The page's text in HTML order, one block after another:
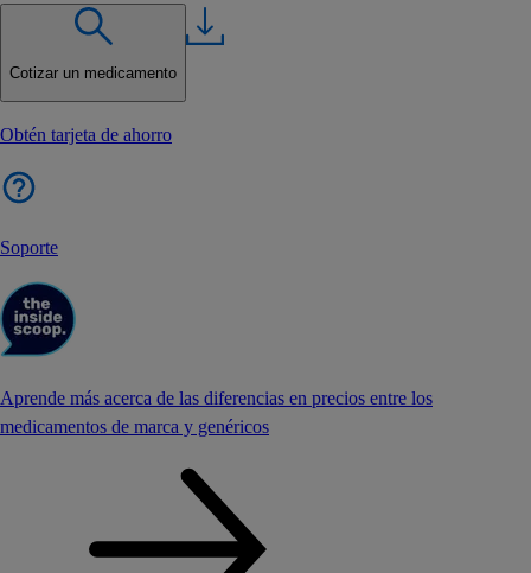
Cotizar un medicamento
Obtén tarjeta de ahorro
Soporte
Aprende más acerca de las diferencias en precios entre los
medicamentos de marca y genéricos